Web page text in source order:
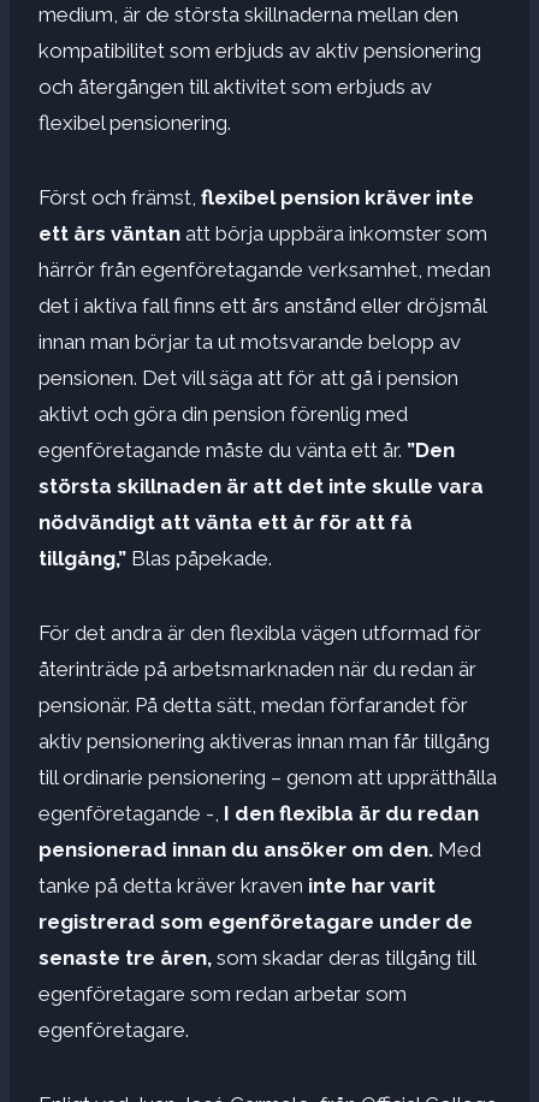
medium, är de största skillnaderna mellan den
kompatibilitet som erbjuds av aktiv pensionering
och återgången till aktivitet som erbjuds av
flexibel pensionering.
Först och främst, flexibel pension kräver inte
ett års väntan att börja uppbära inkomster som
härrör från egenföretagande verksamhet, medan
det i aktiva fall finns ett års anstånd eller dröjsmål
innan man börjar ta ut motsvarande belopp av
pensionen. Det vill säga att för att gå i pension
aktivt och göra din pension förenlig med
egenföretagande måste du vänta ett år. ”Den
största skillnaden är att det inte skulle vara
nödvändigt att vänta ett år för att få
tillgång,” Blas påpekade.
För det andra är den flexibla vägen utformad för
återinträde på arbetsmarknaden när du redan är
pensionär. På detta sätt, medan förfarandet för
aktiv pensionering aktiveras innan man får tillgång
till ordinarie pensionering – genom att upprätthålla
egenföretagande -, I den flexibla är du redan
pensionerad innan du ansöker om den. Med
tanke på detta kräver kraven inte har varit
registrerad som egenföretagare under de
senaste tre åren, som skadar deras tillgång till
egenföretagare som redan arbetar som
egenföretagare.